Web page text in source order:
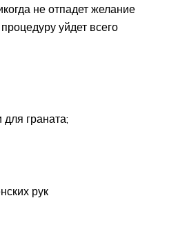
не отпадет желание
уйдет всего
граната;
рук